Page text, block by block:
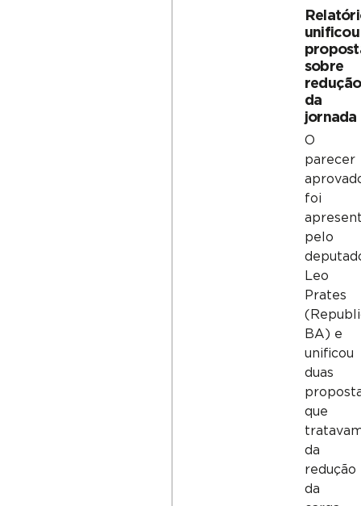
unificou
sobre
redução
da
jornada
O
parecer
foi
pelo
Leo
Prates
BA) e
unificou
duas
que
da
redução
da